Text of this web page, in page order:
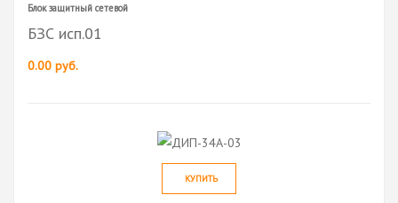
Блок защитный сетевой
БЗС исп.01
0.00 руб.
КУПИТЬ